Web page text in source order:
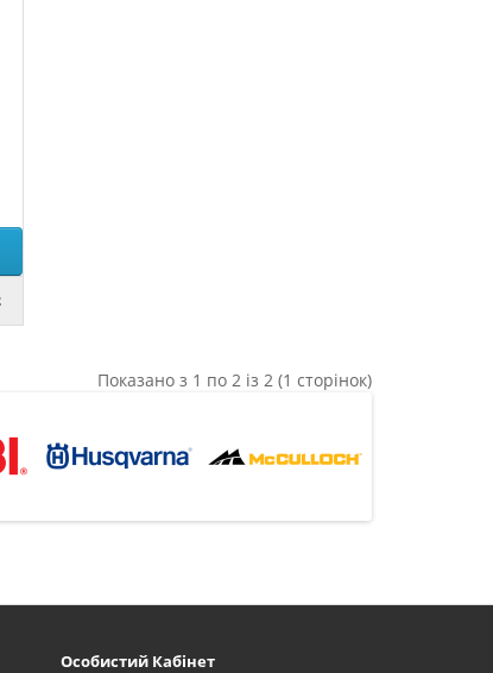
Показано з 1 по 2 із 2 (1 сторінок)
Особистий Кабінет